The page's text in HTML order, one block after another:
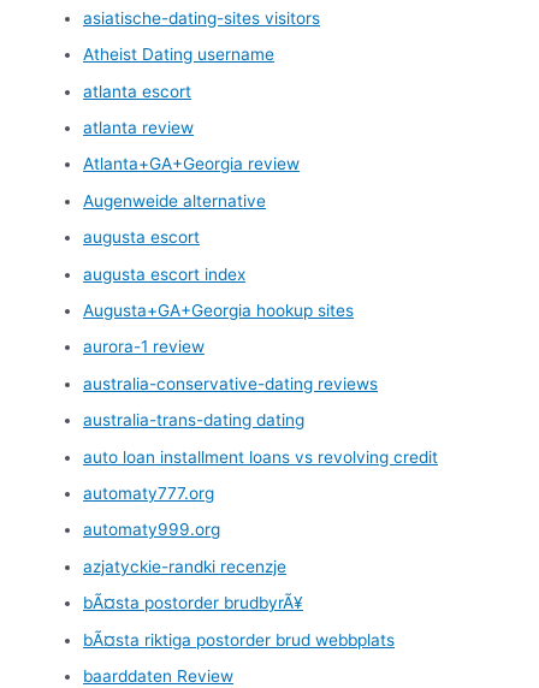
asiatische-dating-sites visitors
Atheist Dating username
atlanta escort
atlanta review
Atlanta+GA+Georgia review
Augenweide alternative
augusta escort
augusta escort index
Augusta+GA+Georgia hookup sites
aurora-1 review
australia-conservative-dating reviews
australia-trans-dating dating
auto loan installment loans vs revolving credit
automaty777.org
automaty999.org
azjatyckie-randki recenzje
bÃ¤sta postorder brudbyrÃ¥
bÃ¤sta riktiga postorder brud webbplats
baarddaten Review